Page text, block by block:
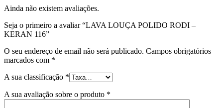
Ainda não existem avaliações.
Seja o primeiro a avaliar “LAVA LOUÇA POLIDO RODI –
KERAN 116”
O seu endereço de email não será publicado. Campos obrigatórios
marcados com *
A sua classificação *
A sua avaliação sobre o produto *